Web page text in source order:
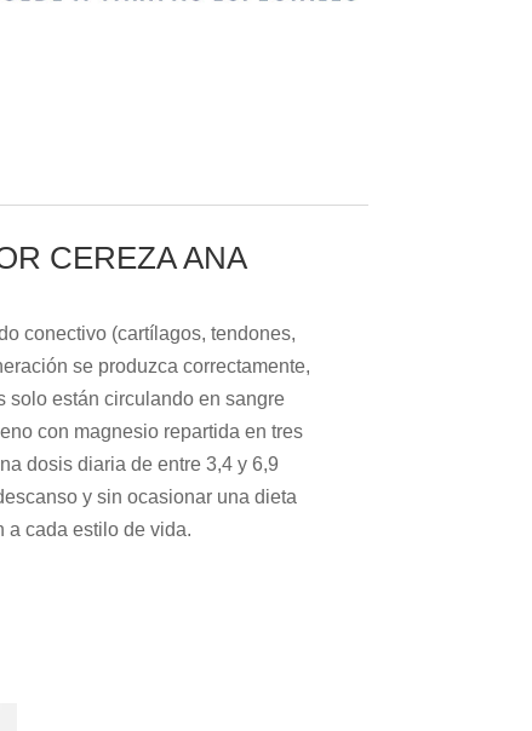
CEREZA ANA
conectivo (cartílagos, tendones,
se produzca correctamente,
solo están circulando en sangre
con magnesio repartida en tres
dosis diaria de entre 3,4 y 6,9
y sin ocasionar una dieta
a cada estilo de vida.